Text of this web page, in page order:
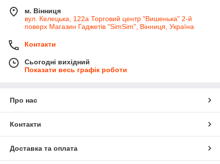
м. Вінниця
вул. Келецька, 122а Торговий центр "Вишенька" 2-й
поверх Магазин Гаджетів "SimSim", Вінниця, Україна
Контакти
Сьогодні вихідний
Показати весь графік роботи
Про нас
Контакти
Доставка та оплата